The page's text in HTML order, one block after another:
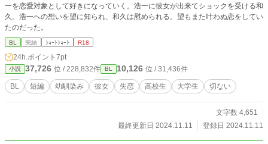
一を恋愛対象として好きになっていく。浩一に彼女が出来てショックを受ける和
久。浩一への想いを望に知られ、和久は慰められる。望もまた叶わぬ恋をしてい
たのだった。
BL 完結 ｼｮｰﾄｼｮｰﾄ R18
24h.ポイント 7pt
小説 37,726 位 / 228,832件 BL 10,126 位 / 31,436件
BL 短編 幼馴染み 彼女 失恋 高校生 大学生 切ない
文字数 4,651
最終更新日 2024.11.11
登録日 2024.11.11